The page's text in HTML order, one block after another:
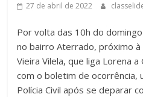
27 de abril de 2022
Por volta das 10h do
no bairro Aterrado, próximo
Vieira Vilela, que liga Lorena
com o boletim de ocorrência,
Polícia Civil após se deparar